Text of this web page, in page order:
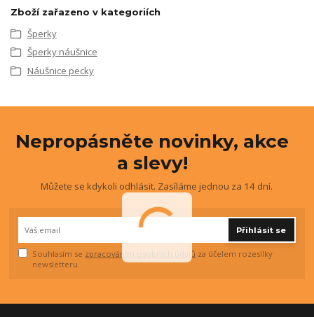
Zboží zařazeno v kategoriích
Šperky
Šperky náušnice
Náušnice pecky
Nepropásněte novinky, akce
a slevy!
Můžete se kdykoli odhlásit. Zasíláme jednou za 14 dní.
Přihlásit se
Souhlasím se zpracováním osobních údajů za účelem rozesílky
newsletteru.